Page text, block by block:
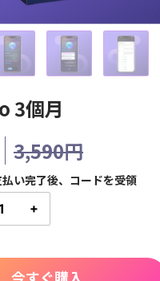
3個月
3,590円
い完了後、コードを受領
+